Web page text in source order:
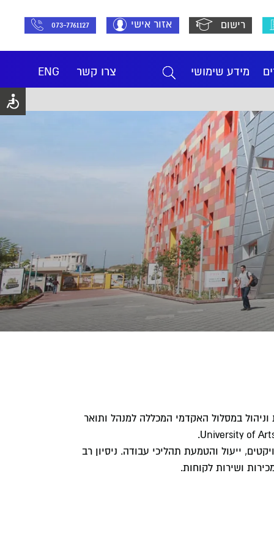
רישום אזור אישי 073-7761127
מידע שימושי ENG צרו קשר
במסלול האקדמי המכללה למנהל ותואר
ייעול והטמעת תהליכי עבודה. ניסיון רב
ושירות לקוחות.